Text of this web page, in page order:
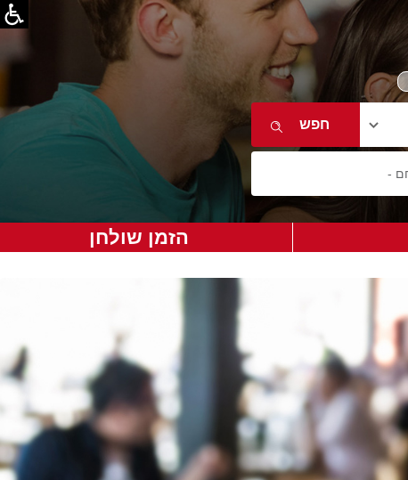
הזמן שולחן